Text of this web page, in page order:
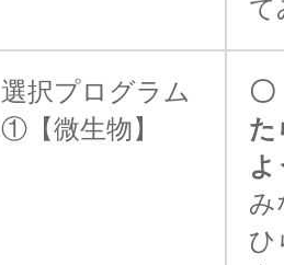
て
選択プログラム
①【微生物】
〇
た
よ
み
ひ